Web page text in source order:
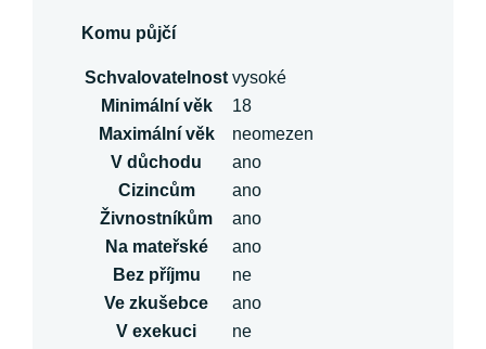
Komu půjčí
Schvalovatelnost vysoké
Minimální věk
18
Maximální věk
neomezen
V důchodu
ano
Cizincům
ano
Živnostníkům
ano
Na mateřské
ano
Bez příjmu
ne
Ve zkušebce
ano
V exekuci
ne